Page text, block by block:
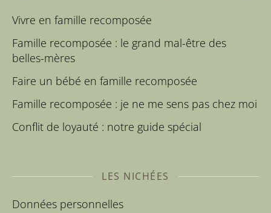
Vivre en famille recomposée
Famille recomposée : le grand mal-être des
belles-mères
Faire un bébé en famille recomposée
Famille recomposée : je ne me sens pas chez moi
Conflit de loyauté : notre guide spécial
LES NICHÉES
Données personnelles